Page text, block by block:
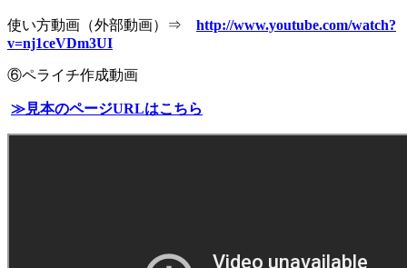
使い方動画（外部動画）⇒ http://www.youtube.com/watch?
v=nj1ceVDm3UI
⑥ペライチ作成動画
≫見本のページURLはこちら